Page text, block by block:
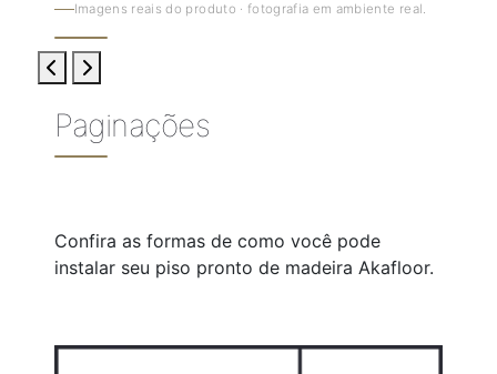
Imagens reais do produto · fotografia em ambiente real.
Paginações
Confira as formas de como você pode
instalar seu piso pronto de madeira Akafloor.